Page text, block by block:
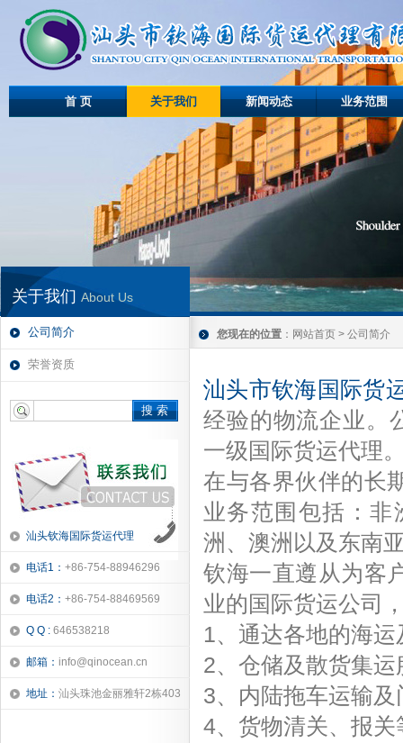
首 页 关于我们 新闻动态 业务范围
关于我们 About Us
公司简介
荣誉资质
搜 索
汕头钦海国际货运代理
电话1： +86-754-88946296
电话2： +86-754-88469569
Q Q : 646538218
邮箱： info@qinocean.cn
地址： 汕头珠池金丽雅轩2栋403
您现在的位置 ： 网站首页 > 公司简介
汕头市钦海国际货
经验的物流企业。
一级国际货运代理
在与各界伙伴的长
业务范围包括：
洲、澳洲以及东南
钦海一直遵从为客
业的国际货运公司
1、通达各地的海
2、仓储及散货集运
3、内陆拖车运输
4、货物清关、报关